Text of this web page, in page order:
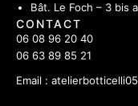
Bât. Le Foch – 3 bis
CONTACT
06 08 96 20 40
06 63 89 85 21
Email :